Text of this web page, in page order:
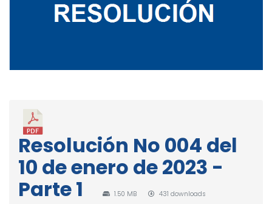
Resolución No 004 del
10 de enero de 2023 -
Parte 1
1.50 MB 431 downloads